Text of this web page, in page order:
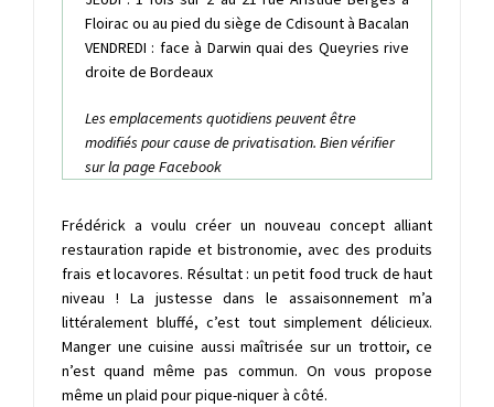
Floirac ou au pied du siège de Cdisount à Bacalan
VENDREDI : face à Darwin quai des Queyries rive
droite de Bordeaux
Les emplacements quotidiens peuvent être
modifiés pour cause de privatisation. Bien vérifier
sur la pageFacebook
Frédérick a voulu créer un nouveau concept alliant
restauration rapide et bistronomie, avec des produits
frais et locavores. Résultat : un petit food truck de haut
niveau ! La justesse dans le assaisonnement m’a
littéralement bluffé, c’est tout simplement délicieux.
Manger une cuisine aussi maîtrisée sur un trottoir, ce
n’est quand même pas commun. On vous propose
même un plaid pour pique-niquer à côté.